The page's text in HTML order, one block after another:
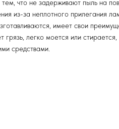
что не задерживают пыль на
из-за неплотного прилегания
имеет свои
легко моется или стирается,
средствами.